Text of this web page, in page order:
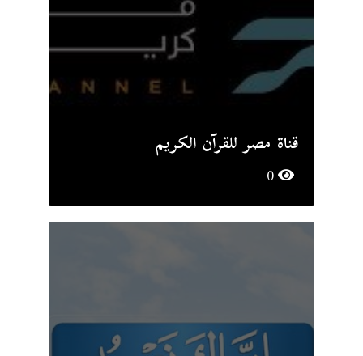
قناة مصر للقرآن الكريم
0